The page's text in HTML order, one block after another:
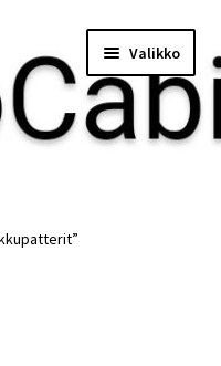
Valikko